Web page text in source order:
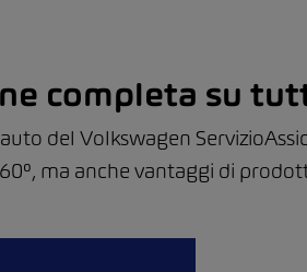
completa su
auto del Volkswagen
ma anche vantaggi di